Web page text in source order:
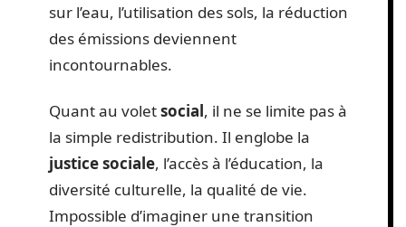
sur l’eau, l’utilisation des sols, la réduction
des émissions deviennent
incontournables.
Quant au voletsocial, il ne se limite pas à
la simple redistribution. Il englobe la
justice sociale, l’accès à l’éducation, la
diversité culturelle, la qualité de vie.
Impossible d’imaginer une transition